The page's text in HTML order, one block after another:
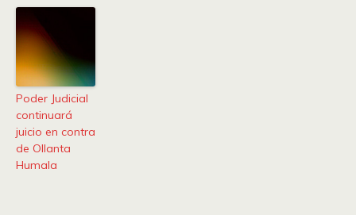
Poder Judicial
continuará
juicio en contra
de Ollanta
Humala